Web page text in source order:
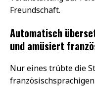
Freundschaft.
Automatisch
und amüsiert
Nur eines trübte die